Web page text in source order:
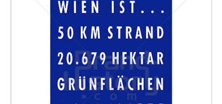
Stadt Wien STADT WIEN PID